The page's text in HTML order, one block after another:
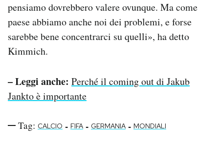
pensiamo dovrebbero valere ovunque. Ma come
paese abbiamo anche noi dei problemi, e forse
sarebbe bene concentrarci su quelli», ha detto
Kimmich.
– Leggi anche: Perché il coming out di Jakub
Jankto è importante
Tag: CALCIO - FIFA - GERMANIA - MONDIALI